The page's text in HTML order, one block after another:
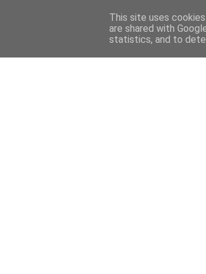
This site uses
are shared with
statistics, and to